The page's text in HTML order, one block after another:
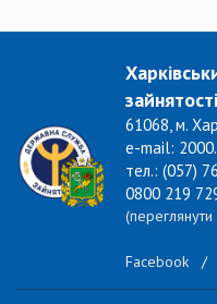
зайнятості
61068, м.
e-mail:
тел.: (057)
0800 219
(переглянути
Facebook /